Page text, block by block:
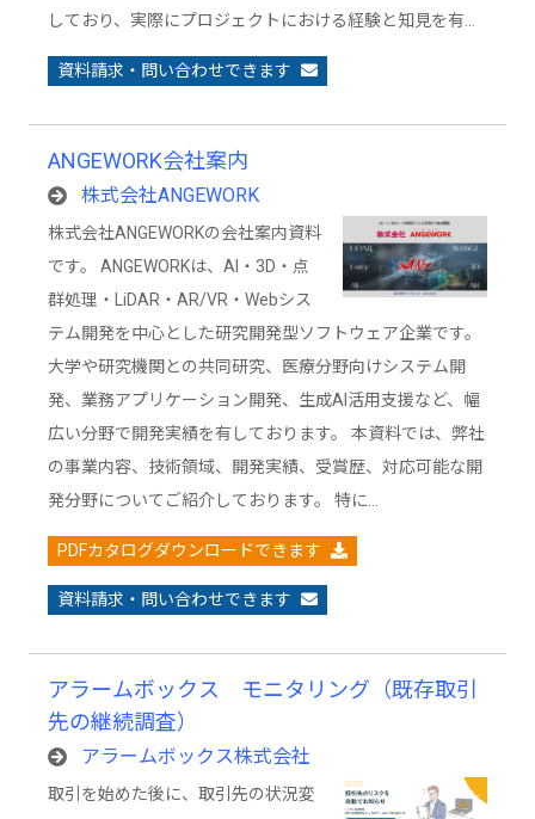
しており、実際にプロジェクトにおける経験と知見を有…
資料請求・問い合わせできます
ANGEWORK会社案内
株式会社ANGEWORK
株式会社ANGEWORKの会社案内資料
です。 ANGEWORKは、AI・3D・点
群処理・LiDAR・AR/VR・Webシス
テム開発を中心とした研究開発型ソフトウェア企業です。
大学や研究機関との共同研究、医療分野向けシステム開
発、業務アプリケーション開発、生成AI活用支援など、幅
広い分野で開発実績を有しております。 本資料では、弊社
の事業内容、技術領域、開発実績、受賞歴、対応可能な開
発分野についてご紹介しております。 特に…
PDFカタログダウンロードできます
資料請求・問い合わせできます
アラームボックス モニタリング（既存取引
先の継続調査）
アラームボックス株式会社
取引を始めた後に、取引先の状況変